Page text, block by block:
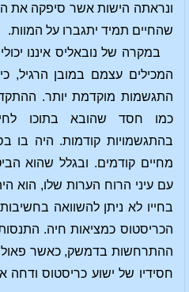
ונראתה הישות אשר סיפקה את
שהחיים תמיד יתגברו על המוות.
במקרה של נובאליס איננו
המכילים עצמם במובן הרגיל, כי
התגשמות מוקדמת יותר.
כמו חסד שהובא בתוכו
בהתגשמויות קודמות. היה בו
מחיים קודמים. ובגלל שהוא
עם עיני הרוח הערות שלו, הוא
בחייו לא ניתן להשוואה
הכריסטוס כמציאות חיה.
ההתרחשות בדמשק, כאשר
חסידיו של ישוע כריסטוס ודחה